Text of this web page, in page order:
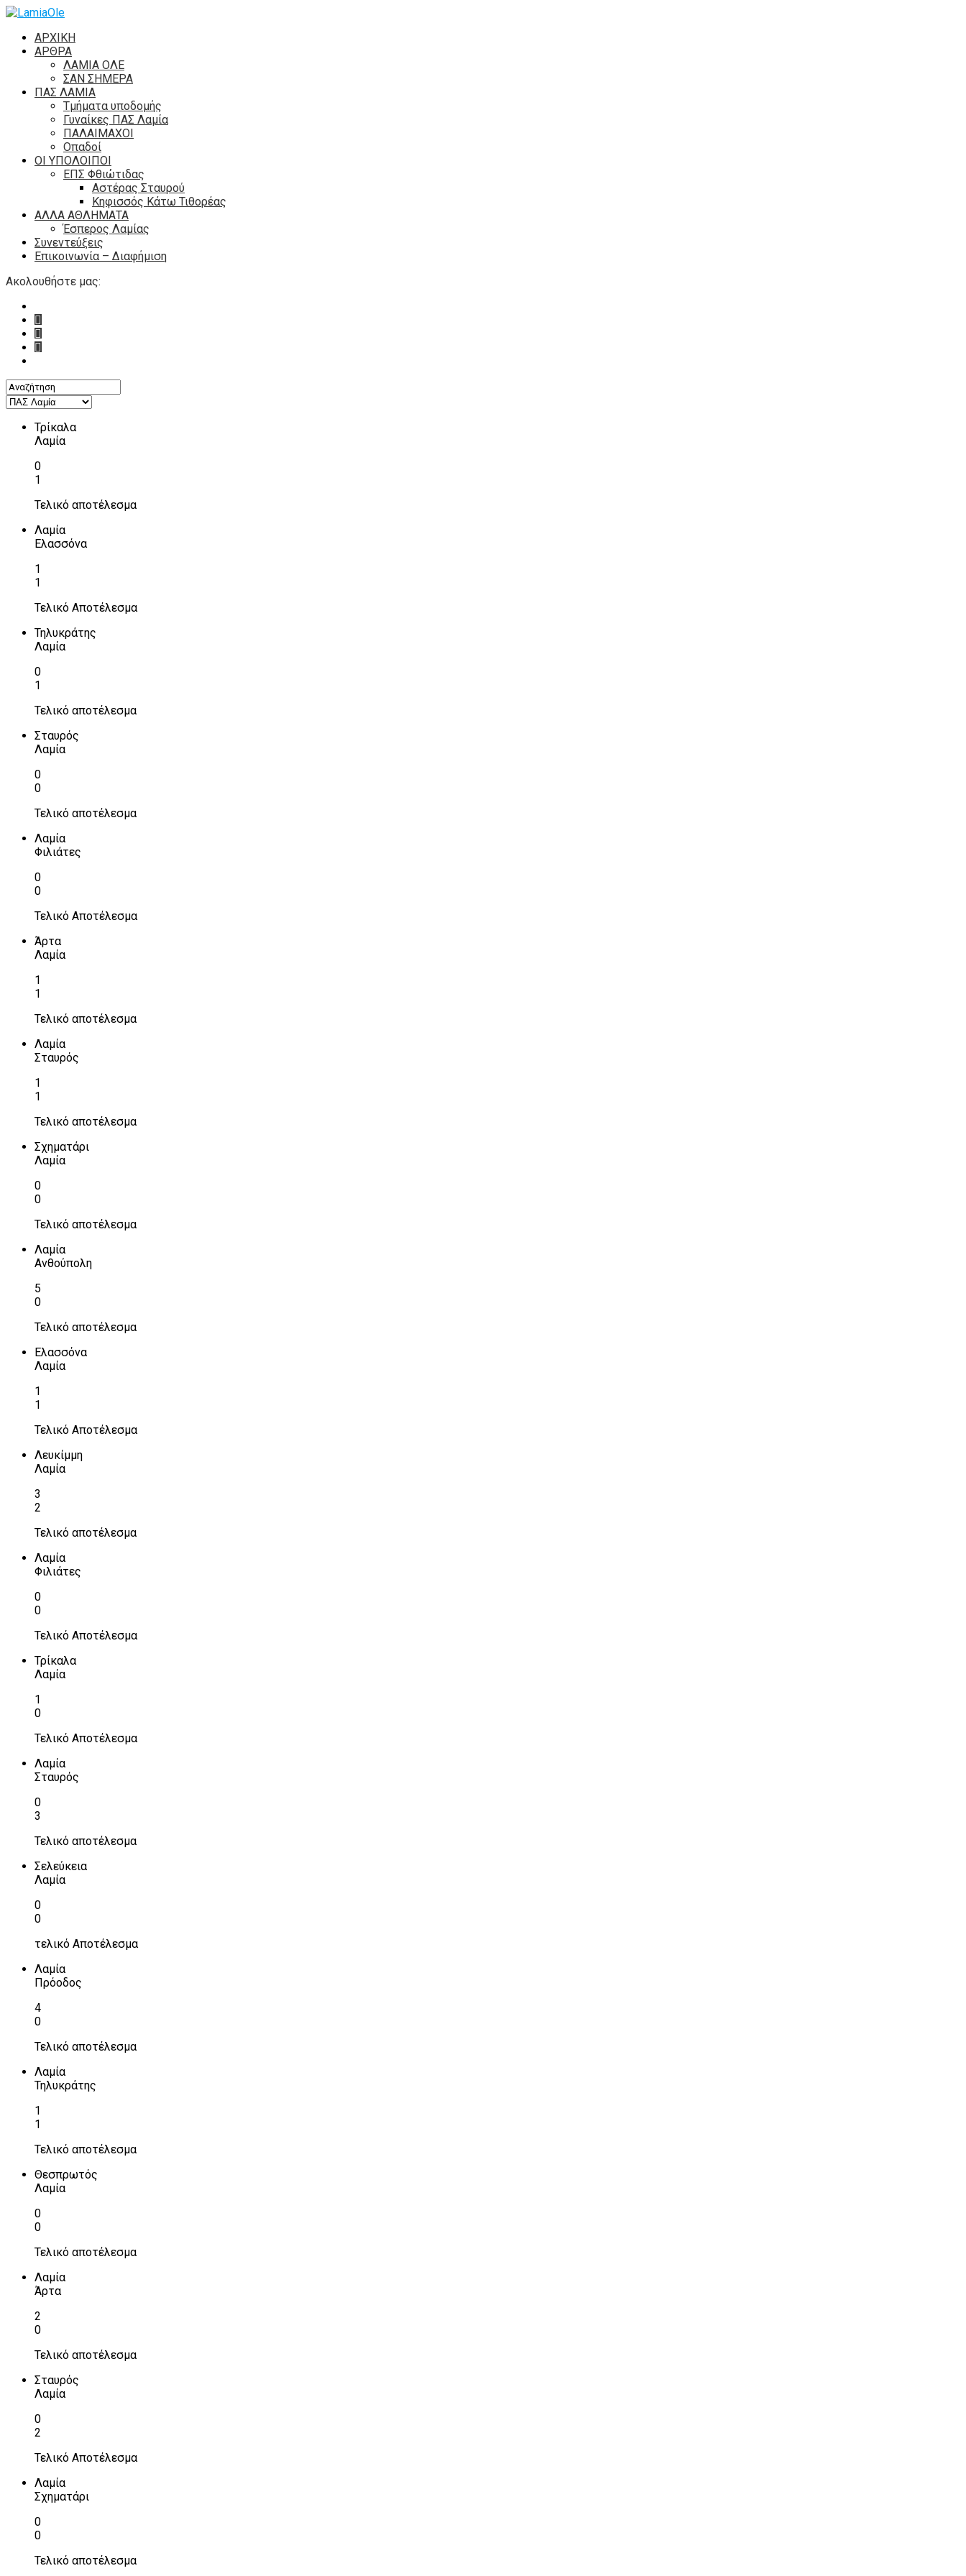
ΑΡΧΙΚΗ
ΑΡΘΡΑ
ΛΑΜΙΑ ΟΛΕ
ΣΑΝ ΣΗΜΕΡΑ
ΠΑΣ ΛΑΜΙΑ
Τμήματα υποδομής
Γυναίκες ΠΑΣ Λαμία
ΠΑΛΑΙΜΑΧΟΙ
Οπαδοί
ΟΙ ΥΠΟΛΟΙΠΟΙ
ΕΠΣ Φθιώτιδας
Αστέρας Σταυρού
Κηφισσός Κάτω Τιθορέας
ΑΛΛΑ ΑΘΛΗΜΑΤΑ
Έσπερος Λαμίας
Συνεντεύξεις
Επικοινωνία – Διαφήμιση
Ακολουθήστε μας:
Τρίκαλα
Λαμία
0
1
Τελικό αποτέλεσμα
Λαμία
Ελασσόνα
1
1
Τελικό Αποτέλεσμα
Τηλυκράτης
Λαμία
0
1
Τελικό αποτέλεσμα
Σταυρός
Λαμία
0
0
Τελικό αποτέλεσμα
Λαμία
Φιλιάτες
0
0
Τελικό Αποτέλεσμα
Άρτα
Λαμία
1
1
Τελικό αποτέλεσμα
Λαμία
Σταυρός
1
1
Τελικό αποτέλεσμα
Σχηματάρι
Λαμία
0
0
Τελικό αποτέλεσμα
Λαμία
Ανθούπολη
5
0
Τελικό αποτέλεσμα
Ελασσόνα
Λαμία
1
1
Τελικό Αποτέλεσμα
Λευκίμμη
Λαμία
3
2
Τελικό αποτέλεσμα
Λαμία
Φιλιάτες
0
0
Τελικό Αποτέλεσμα
Τρίκαλα
Λαμία
1
0
Τελικό Αποτέλεσμα
Λαμία
Σταυρός
0
3
Τελικό αποτέλεσμα
Σελεύκεια
Λαμία
0
0
τελικό Αποτέλεσμα
Λαμία
Πρόοδος
4
0
Τελικό αποτέλεσμα
Λαμία
Τηλυκράτης
1
1
Τελικό αποτέλεσμα
Θεσπρωτός
Λαμία
0
0
Τελικό αποτέλεσμα
Λαμία
Άρτα
2
0
Τελικό αποτέλεσμα
Σταυρός
Λαμία
0
2
Τελικό Αποτέλεσμα
Λαμία
Σχηματάρι
0
0
Τελικό αποτέλεσμα